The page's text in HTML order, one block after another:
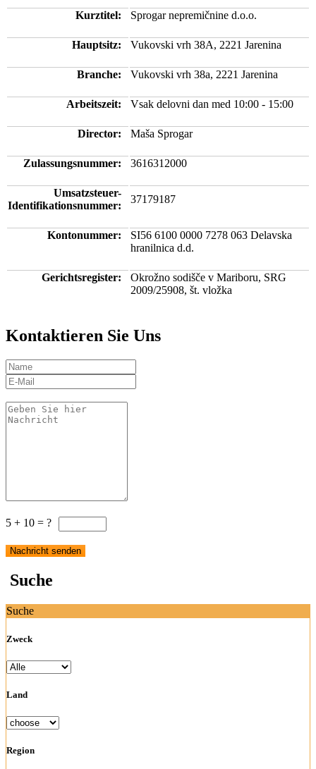
Kurztitel: Sprogar nepremičnine d.o.o.
Hauptsitz: Vukovski vrh 38A, 2221 Jarenina
Branche: Vukovski vrh 38a, 2221 Jarenina
Arbeitszeit: Vsak delovni dan med 10:00 - 15:00
Director: Maša Sprogar
Zulassungsnummer: 3616312000
Umsatzsteuer-
Identifikationsnummer:
37179187
Kontonummer:
SI56 6100 0000 7278 063 Delavska
hranilnica d.d.
Gerichtsregister:
Okrožno sodišče v Mariboru, SRG
2009/25908, št. vložka
Kontaktieren Sie Uns
5 + 10 = ?
Suche
Suche
Zweck
Land
Region